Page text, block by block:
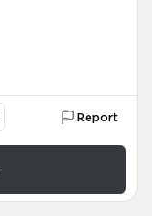
Report